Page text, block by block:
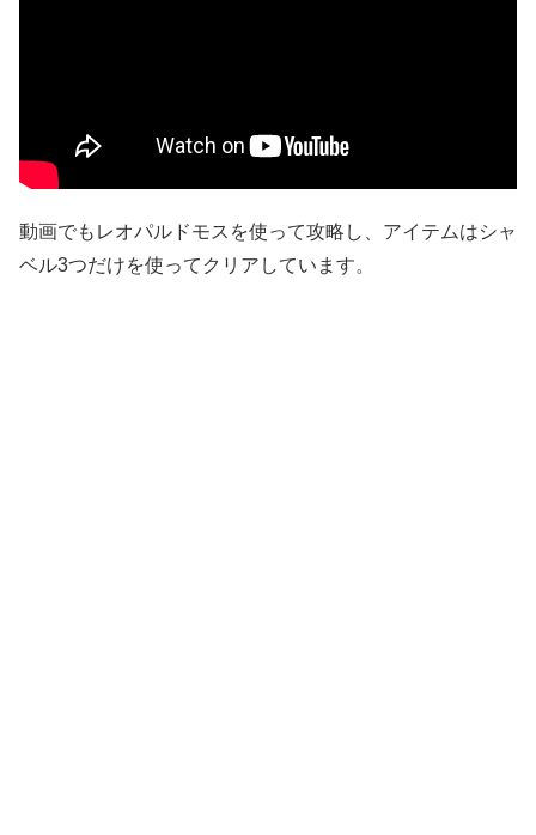
動画でもレオパルドモスを使って攻略し、アイテムはシャ
ベル3つだけを使ってクリアしています。